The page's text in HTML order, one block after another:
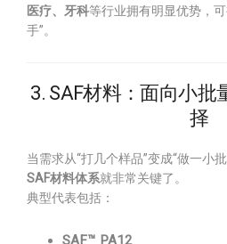
医疗、牙科等行业拥有明显优势，
手”。
3. SAF材料：面向小批
择
当需求从“打几个样品”变成“做一小
SAF材料体系就非常关键了。
典型代表包括：
SAF™ PA12